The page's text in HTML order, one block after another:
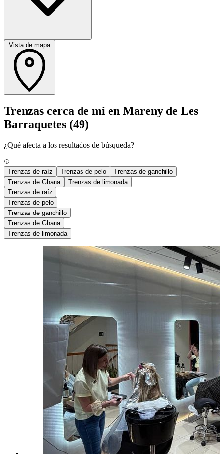
Vista de mapa
Trenzas cerca de mi en Mareny de Les
Barraquetes (49)
¿Qué afecta a los resultados de búsqueda?
Trenzas de raíz Trenzas de pelo
Trenzas de ganchillo
Trenzas de Ghana
Trenzas de limonada
Trenzas de raíz
Trenzas de pelo
Trenzas de ganchillo
Trenzas de Ghana
Trenzas de limonada